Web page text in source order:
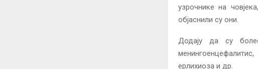
узрочнике на
објаснили су они.
Додају да су
ерлихиоза и др.